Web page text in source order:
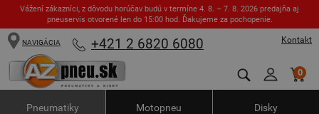
Vážení zákazníci, z dôvodu horúčav budú v termíne 4. 8. – 7. 8. 2026 predajňa aj
pneuservis otvorené len do 15:00 hod. Ďakujeme za pochopenie.
Kontakt
NAVIGÁCIA +421 2 6820 6080
0
Pneumatiky Motopneu Disky